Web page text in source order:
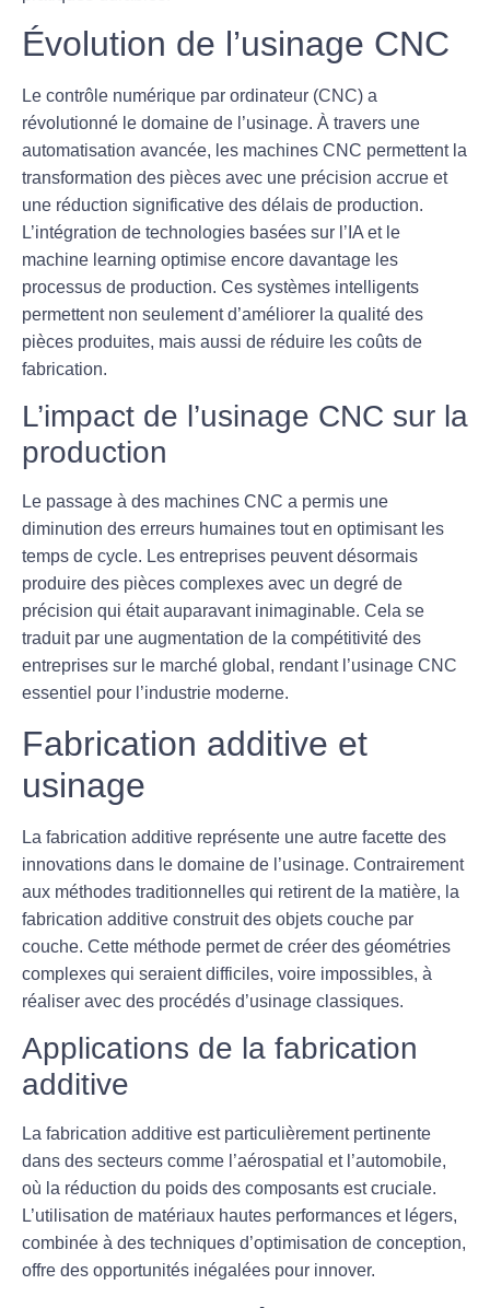
Évolution de l’usinage CNC
Le contrôle numérique par ordinateur (CNC) a
révolutionné le domaine de l’usinage. À travers une
automatisation avancée, les machines CNC permettent la
transformation des pièces avec une précision accrue et
une réduction significative des délais de production.
L’intégration de technologies basées sur l’IA et le
machine learning optimise encore davantage les
processus de production. Ces systèmes intelligents
permettent non seulement d’améliorer la qualité des
pièces produites, mais aussi de réduire les coûts de
fabrication.
L’impact de l’usinage CNC sur la
production
Le passage à des machines CNC a permis une
diminution des erreurs humaines tout en optimisant les
temps de cycle. Les entreprises peuvent désormais
produire des pièces complexes avec un degré de
précision qui était auparavant inimaginable. Cela se
traduit par une augmentation de la compétitivité des
entreprises sur le marché global, rendant l’usinage CNC
essentiel pour l’industrie moderne.
Fabrication additive et
usinage
La fabrication additive représente une autre facette des
innovations dans le domaine de l’usinage. Contrairement
aux méthodes traditionnelles qui retirent de la matière, la
fabrication additive construit des objets couche par
couche. Cette méthode permet de créer des géométries
complexes qui seraient difficiles, voire impossibles, à
réaliser avec des procédés d’usinage classiques.
Applications de la fabrication
additive
La fabrication additive est particulièrement pertinente
dans des secteurs comme l’aérospatial et l’automobile,
où la réduction du poids des composants est cruciale.
L’utilisation de matériaux hautes performances et légers,
combinée à des techniques d’optimisation de conception,
offre des opportunités inégalées pour innover.